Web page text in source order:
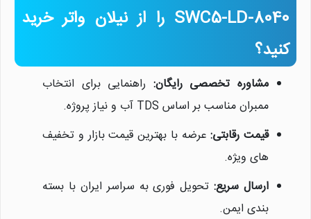
SWC5-LD-8040 را از نیلان واتر خرید
کنید؟
مشاوره تخصصی رایگان: راهنمایی برای انتخاب
ممبران مناسب بر اساس TDS آب و نیاز پروژه.
قیمت رقابتی:عرضه با بهترین قیمت بازار و تخفیف
های ویژه.
ارسال سریع:تحویل فوری به سراسر ایران با بسته
بندی ایمن.
نیلان واتر
معمولا در لحظه پاسخگوی شما